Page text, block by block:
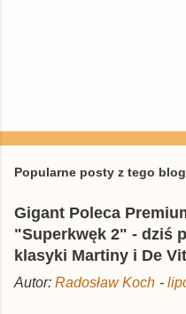
Popularne posty z tego
Gigant Poleca
"Superkwęk 2" - dziś
klasyki Martiny i De
Autor: Radosław Koch -